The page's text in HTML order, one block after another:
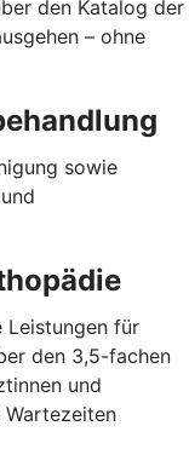
den Katalog der
– ohne
sowie
für
den 3,5-fachen
und
Wartezeiten